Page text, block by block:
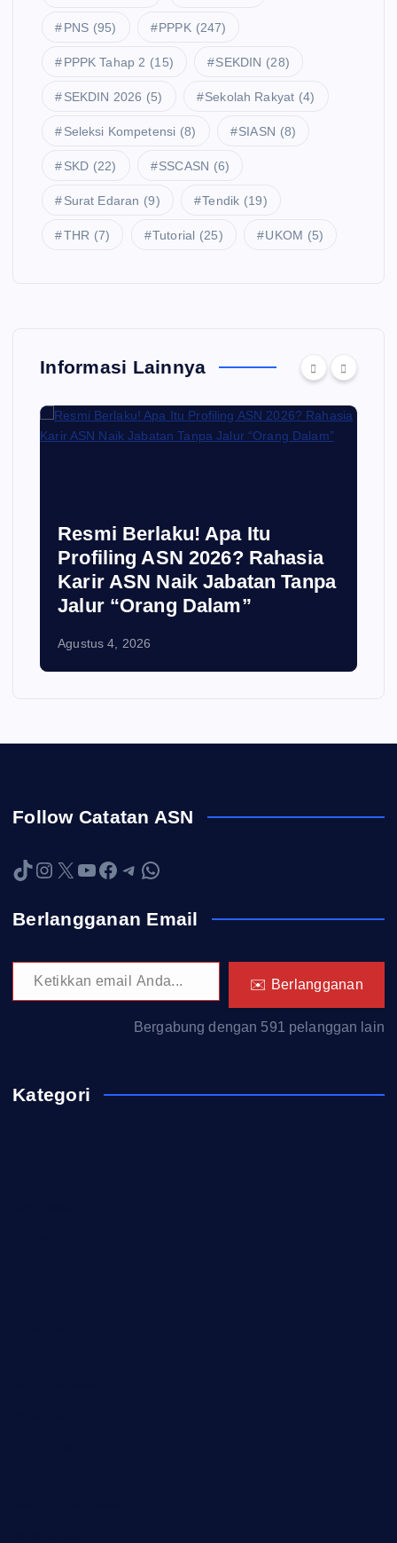
PNS (95) PPPK (247)
PPPK Tahap 2 (15) SEKDIN (28)
SEKDIN 2026 (5) Sekolah Rakyat (4)
Seleksi Kompetensi (8) SIASN (8)
SKD (22) SSCASN (6)
Surat Edaran (9) Tendik (19)
THR (7) Tutorial (25) UKOM (5)
Informasi Lainnya
Resmi Berlaku! Apa Itu
Profiling ASN 2026? Rahasia
Karir ASN Naik Jabatan Tanpa
Jalur “Orang Dalam”
Agustus 4, 2026
Follow Catatan ASN
TikTok Instagram X YouTube Facebook Telegram WhatsApp
Berlangganan Email
Ketikkan email Anda...
✉️ Berlangganan
Bergabung dengan 591 pelanggan lain
Kategori